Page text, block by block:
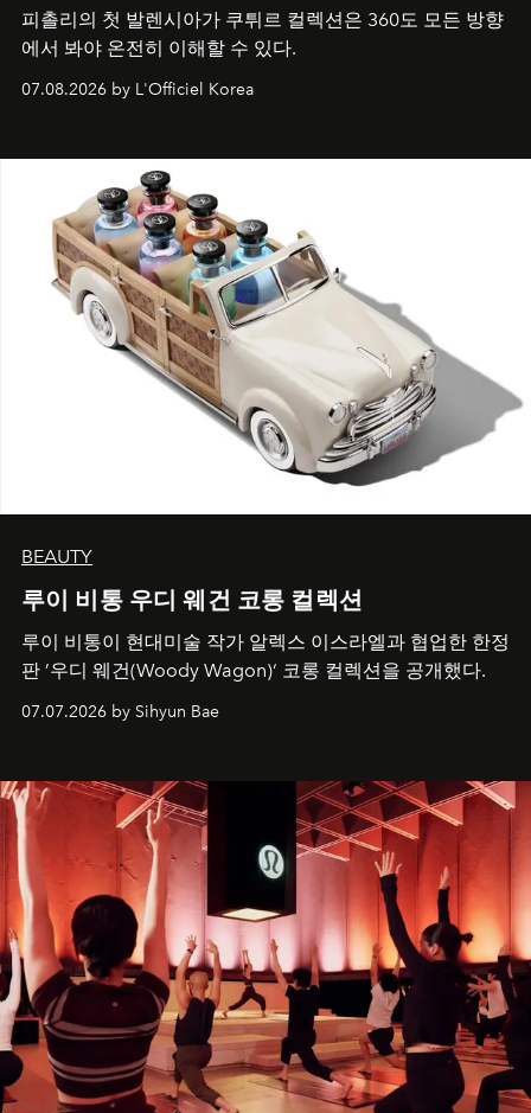
피촐리의 첫 발렌시아가 쿠튀르 컬렉션은 360도 모든 방향
에서 봐야 온전히 이해할 수 있다.
07.08.2026 by L'Officiel Korea
BEAUTY
루이 비통 우디 웨건 코롱 컬렉션
루이 비통이 현대미술 작가 알렉스 이스라엘과 협업한 한정
판 ’우디 웨건(Woody Wagon)‘ 코롱 컬렉션을 공개했다.
07.07.2026 by Sihyun Bae